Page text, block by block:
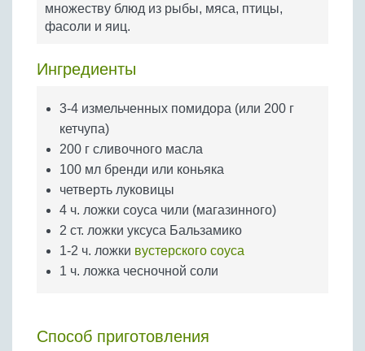
Бобовые
Яйца
множеству блюд из рыбы, мяса, птицы,
фасоли и яиц.
Ингредиенты
3-4 измельченных помидора (или 200 г
кетчупа)
200 г сливочного масла
100 мл бренди или коньяка
четверть луковицы
4 ч. ложки соуса чили (магазинного)
2 ст. ложки уксуса Бальзамико
1-2 ч. ложки вустерского соуса
1 ч. ложка чесночной соли
Способ приготовления